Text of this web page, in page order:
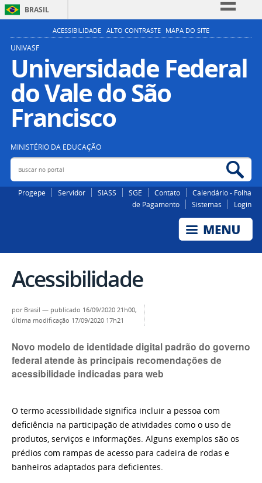
BRASIL
Simplifique!
Participe
Acesso à informação
Legislação
ACESSIBILIDADE ALTO CONTRASTE MAPA DO SITE
UNIVASF
Universidade Federal
do Vale do São
Francisco
MINISTÉRIO DA EDUCAÇÃO
Buscar no portal
Progepe Servidor SIASS SGE Contato
Calendário - Folha
de Pagamento
Sistemas Login
Acessibilidade
por Brasil — publicado 16/09/2020 21h00,
última modificação 17/09/2020 17h21
Novo modelo de identidade digital padrão do governo
federal atende às principais recomendações de
acessibilidade indicadas para web
O termo acessibilidade significa incluir a pessoa com
deficiência na participação de atividades como o uso de
produtos, serviços e informações. Alguns exemplos são os
prédios com rampas de acesso para cadeira de rodas e
banheiros adaptados para deficientes.